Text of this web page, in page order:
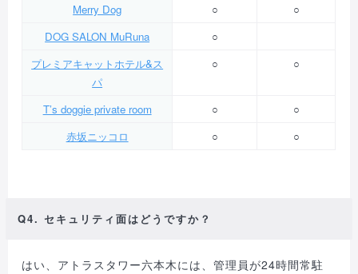
Merry Dog
○
○
DOG SALON MuRuna
○
プレミアキャットホテル&ス
パ
○ ○
T’s doggie private room ○
○
赤坂ニッコロ
○ ○
Q4. セキュリティ面はどうですか？
はい、アトラスタワー六本木には、管理員が24時間常駐